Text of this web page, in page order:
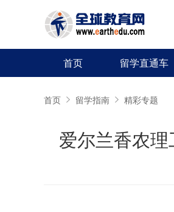
首页 留学直通车
首页 留学指南 精彩专题
爱尔兰香农